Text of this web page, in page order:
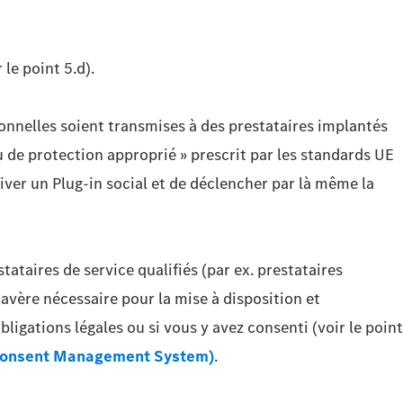
le point 5.d).
soient transmises à des prestataires implantés
de protection approprié » prescrit par les standards UE
un Plug-in social et de déclencher par là même la
de service qualifiés (par ex. prestataires
nécessaire pour la mise à disposition et
légales ou si vous y avez consenti (voir le point
Management System).